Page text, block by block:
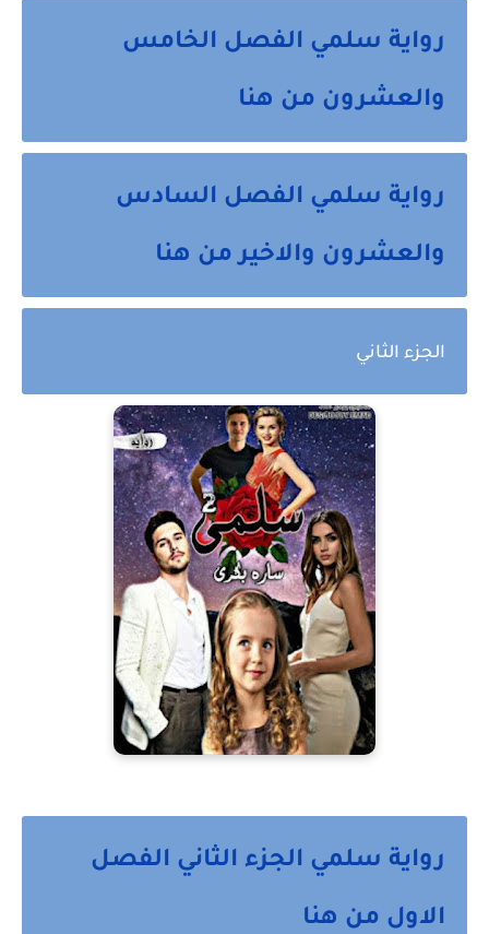
رواية سلمي الفصل الخامس
والعشرون من هنا
رواية سلمي الفصل السادس
والعشرون والاخير من هنا
الجزء الثاني
رواية سلمي الجزء الثاني الفصل
الاول من هنا